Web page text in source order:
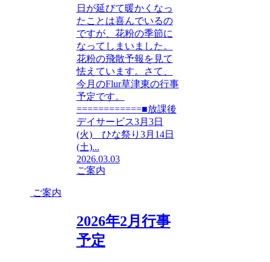
日が延びて暖かくなっ
たことは喜んでいるの
ですが、花粉の季節に
なってしまいました。
花粉の飛散予報を見て
怯えています。さて、
今月のFlur草津東の行事
予定です。
============■放課後
デイサービス3月3日
(火) ひな祭り3月14日
(土)...
2026.03.03
ご案内
ご案内
2026年2月行事
予定